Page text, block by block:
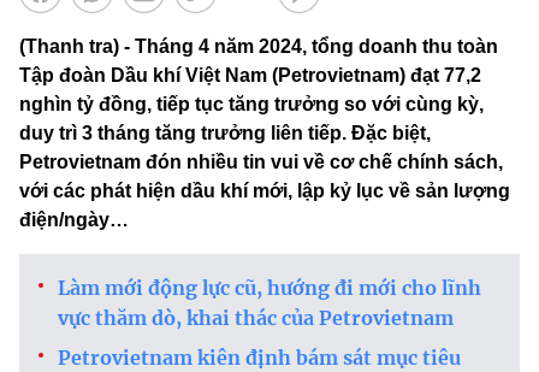
(Thanh tra) - Tháng 4 năm 2024, tổng doanh thu toàn
Tập đoàn Dầu khí Việt Nam (Petrovietnam) đạt 77,2
nghìn tỷ đồng, tiếp tục tăng trưởng so với cùng kỳ,
duy trì 3 tháng tăng trưởng liên tiếp. Đặc biệt,
Petrovietnam đón nhiều tin vui về cơ chế chính sách,
với các phát hiện dầu khí mới, lập kỷ lục về sản lượng
điện/ngày…
Làm mới động lực cũ, hướng đi mới cho lĩnh
vực thăm dò, khai thác của Petrovietnam
Petrovietnam kiên định bám sát mục tiêu